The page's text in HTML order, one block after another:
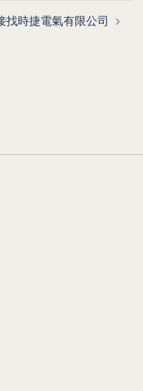
找時捷電氣有限公司